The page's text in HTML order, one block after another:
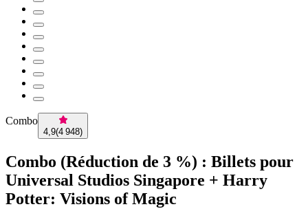
Combo
4,9(4 948)
Combo (Réduction de 3 %) : Billets pour
Universal Studios Singapore + Harry
Potter: Visions of Magic